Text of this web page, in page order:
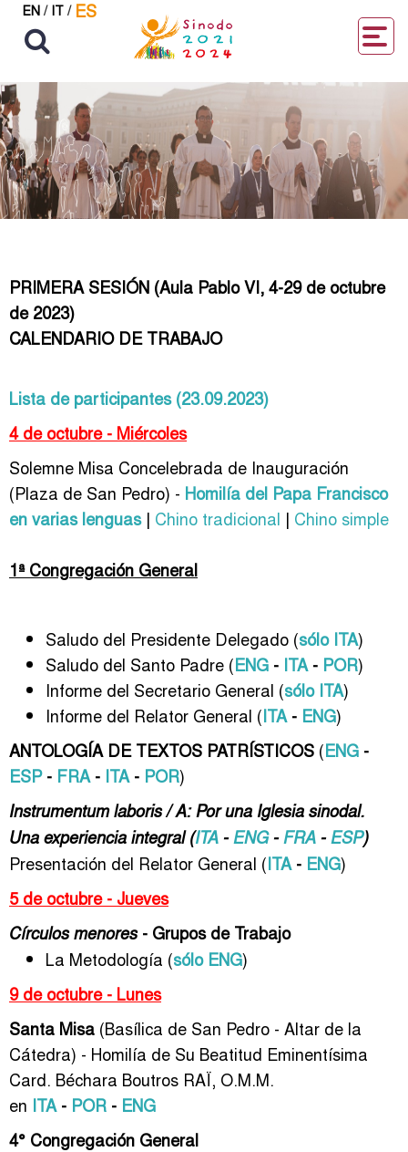
EN / IT / ES
PRIMERA SESIÓN (Aula Pablo VI, 4-29 de octubre
de 2023)
CALENDARIO DE TRABAJO
Lista de participantes (23.09.2023)
4 de octubre - Miércoles
Solemne Misa Concelebrada de Inauguración
(Plaza de San Pedro) - Homilía del Papa Francisco
en varias lenguas| Chino tradicional | Chino simple
1ª Congregación General
Saludo del Presidente Delegado (sólo ITA)
Saludo del Santo Padre (ENG - ITA- POR)
Informe del Secretario General (sólo ITA)
Informe del Relator General (ITA- ENG)
ANTOLOGÍA DE TEXTOS PATRÍSTICOS (ENG -
ESP- FRA- ITA- POR)
Instrumentum laboris / A: Por una Iglesia sinodal.
Una experiencia integral (ITA -ENG-FRA -ESP)
Presentación del Relator General (ITA- ENG)
5 de octubre - Jueves
Círculos menores- Grupos de Trabajo
La Metodología (sólo ENG)
9 de octubre - Lunes
Santa Misa (Basílica de San Pedro - Altar de la
Cátedra) - Homilía de Su Beatitud Eminentísima
Card. Béchara Boutros RAÏ, O.M.M.
en ITA- POR - ENG
4° Congregación General